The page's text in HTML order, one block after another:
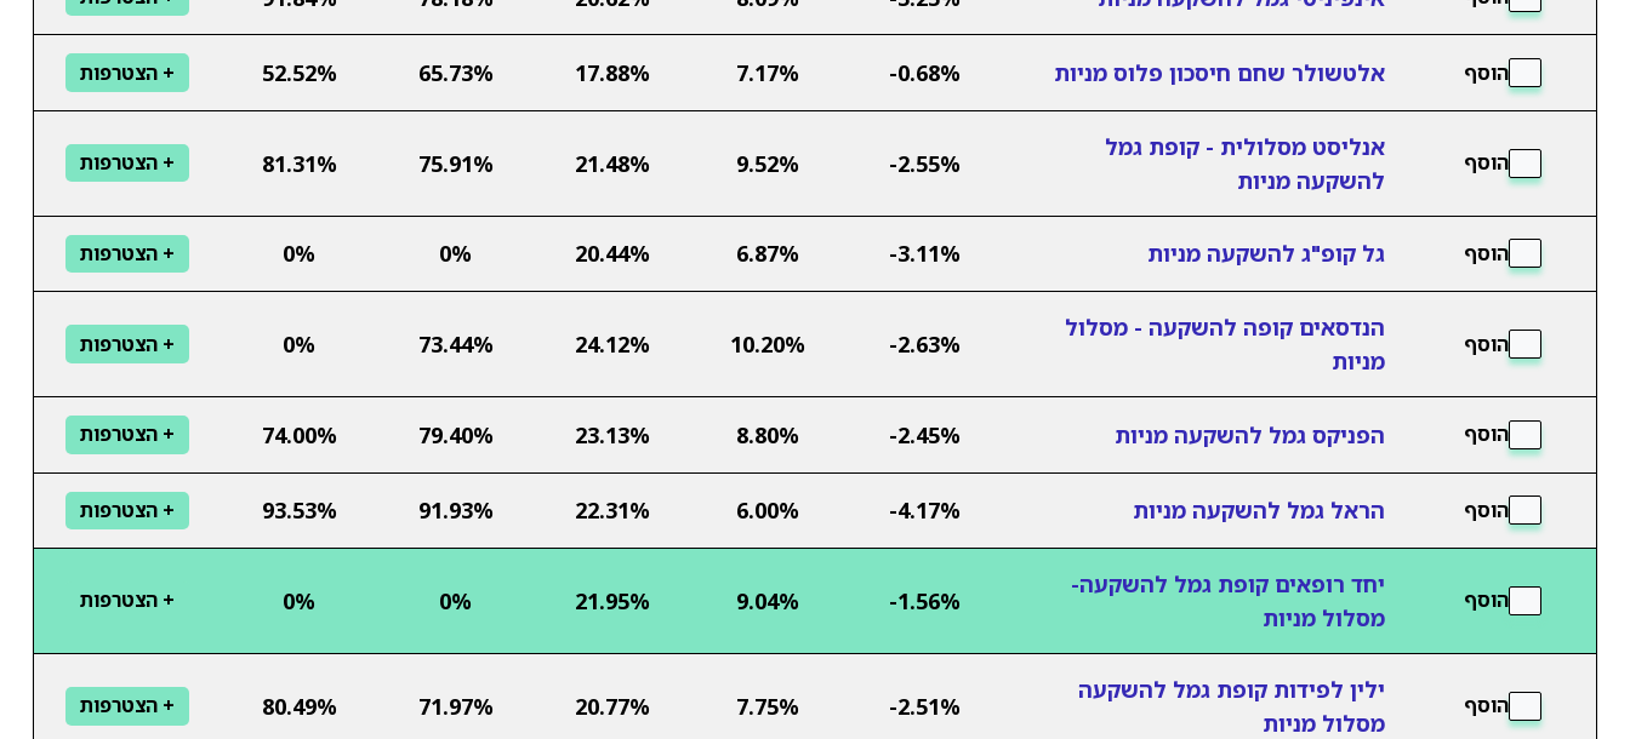
הוסף אלטשולר שחם חיסכון פלוס מניות -0.68%
7.17%
17.88%
65.73%
52.52% + הצטרפות
הוסף
אנליסט מסלולית - קופת גמל
להשקעה מניות
-2.55%
9.52%
21.48%
75.91%
81.31% + הצטרפות
הוסף גל קופ"ג להשקעה מניות -3.11%
6.87%
20.44%
0%
0% + הצטרפות
הוסף
הנדסאים קופה להשקעה - מסלול
מניות
-2.63%
10.20%
24.12%
73.44%
0% + הצטרפות
הוסף הפניקס גמל להשקעה מניות -2.45%
8.80%
23.13%
79.40%
74.00% + הצטרפות
הוסף הראל גמל להשקעה מניות -4.17%
6.00%
22.31%
91.93%
93.53% + הצטרפות
הוסף
יחד רופאים קופת גמל להשקעה-
מסלול מניות
-1.56%
9.04%
21.95%
0%
0% + הצטרפות
הוסף
ילין לפידות קופת גמל להשקעה
מסלול מניות
-2.51%
7.75%
20.77%
71.97%
80.49% + הצטרפות